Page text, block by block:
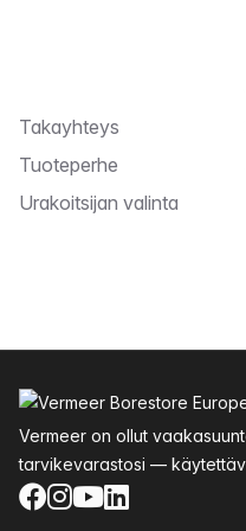
Takayhteys
Tuoteperhe
Urakoitsijan valinta
Vermeer on ollut
tarvikevarastosi —
Facebook
Instagram
YouTube
LinkedIn